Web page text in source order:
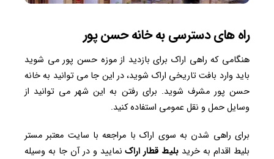
راه های دسترسی به خانه حسن پور
هنگامی که راهی اراک برای بازدید از موزه حسن پور می شوید
باید وارد بافت تاریخی اراک شوید، در این جا می توانید به خانه
حسن پور مشرف شوید. برای رفتن به این شهر می توانید از
وسایل حمل و نقل عمومی استفاده کنید.
برای راهی شدن به سوی اراک با مراجعه با سایت معتبر مستر
بلیط اقدام به خرید بلیط قطار اراکنمایید و در آن جا به وسیله